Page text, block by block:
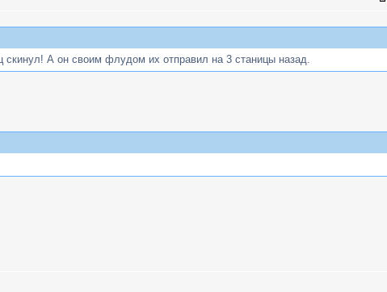
А он своим флудом их отправил на 3 станицы назад.